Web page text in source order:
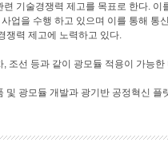
기술경쟁력 제고를 목표로 한다. 이
업을 수행 하고 있으며 이를 통해
쟁력 제고에 노력하고 있다.
조선 등과 같이 광모듈 적용이 가능
및 광모듈 개발과 광기반 공정혁신